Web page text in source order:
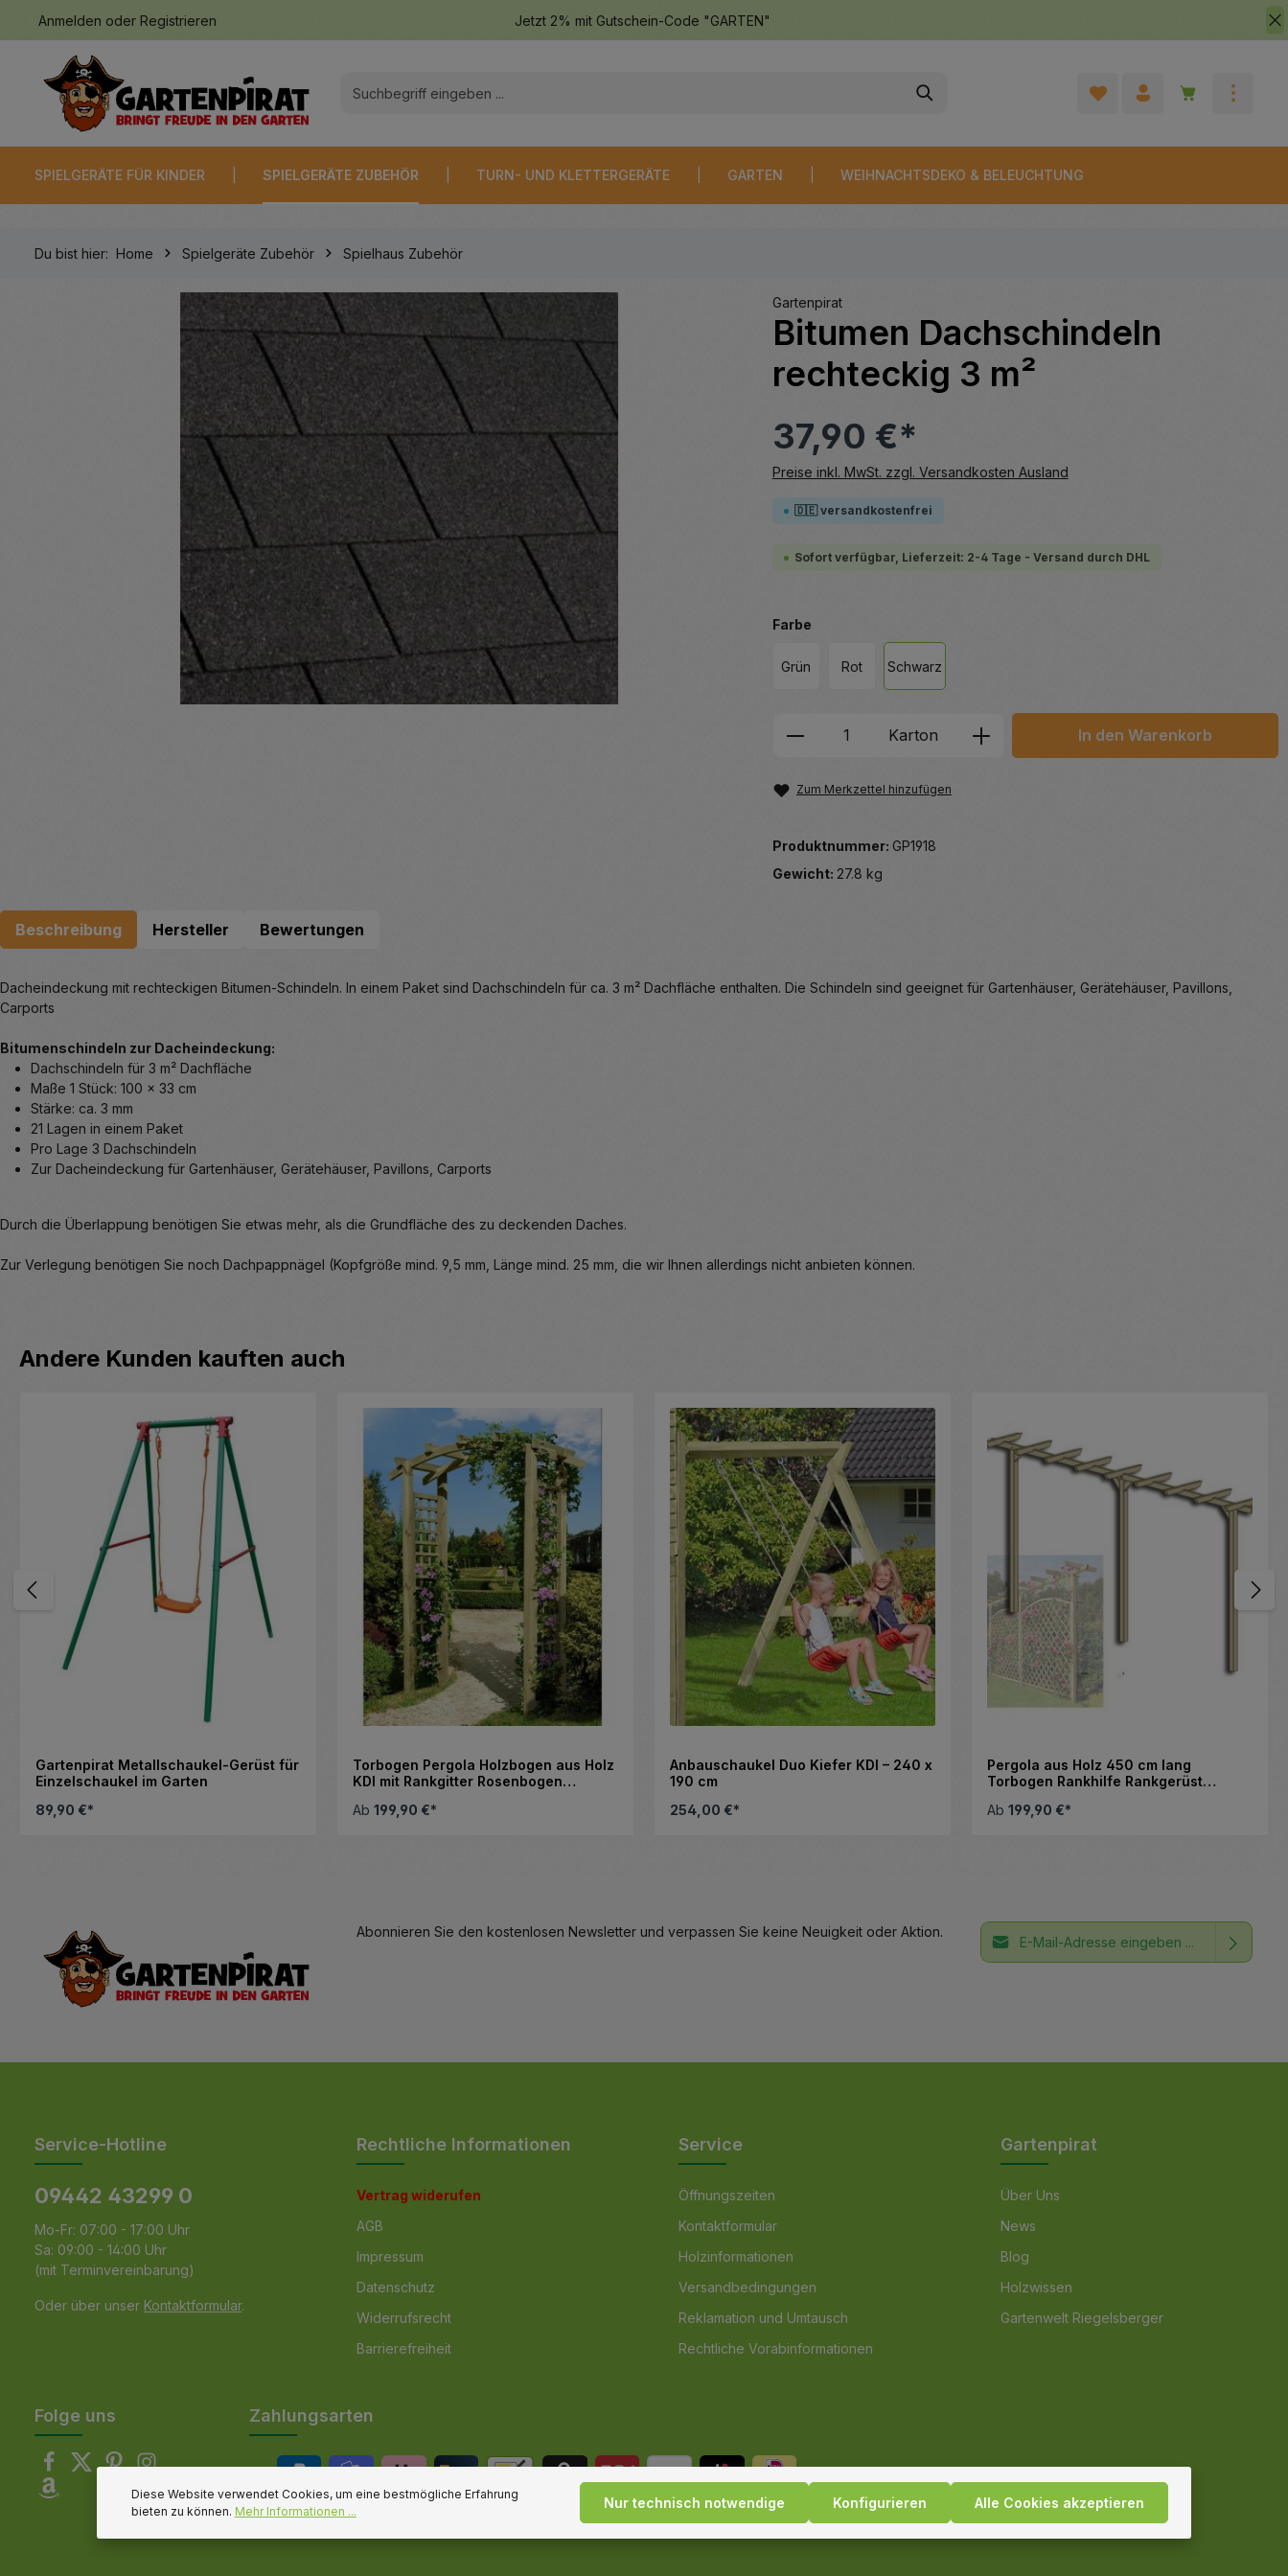
Zur Hauptnavigation springen
Anmelden oder Registrieren Jetzt 2% mit Gutschein-Code "GARTEN"
Warenkorb
SPIELGERÄTE FÜR KINDER SPIELGERÄTE ZUBEHÖR TURN- UND KLETTERGERÄTE GARTEN WEIHNACHTSDEKO & BELEUCHTUNG
Du bist hier: Home Spielgeräte Zubehör Spielhaus Zubehör
Gartenpirat
Bitumen Dachschindeln
rechteckig 3 m²
37,90 €*
Preise inkl. MwSt. zzgl. Versandkosten Ausland
🇩🇪 versandkostenfrei
Sofort verfügbar, Lieferzeit: 2-4 Tage - Versand durch DHL
Farbeauswählen
Grün Rot Schwarz
Produkt Anzahl: Gib den gewünschten Wert
Karton In den Warenkorb
Zum Merkzettel hinzufügen
Produktnummer: GP1918
Gewicht: 27.8 kg
Beschreibung Hersteller Bewertungen
Dacheindeckung mit rechteckigen Bitumen-Schindeln. In einem Paket sind Dachschindeln für ca. 3 m² Dachfläche enthalten. Die Schindeln sind geeignet für Gartenhäuser, Gerätehäuser, Pavillons,
Carports
Bitumenschindeln zur Dacheindeckung:
Dachschindeln für 3 m² Dachfläche
Maße 1 Stück: 100 x 33 cm
Stärke: ca. 3 mm
21 Lagen in einem Paket
Pro Lage 3 Dachschindeln
Zur Dacheindeckung für Gartenhäuser, Gerätehäuser, Pavillons, Carports
Durch die Überlappung benötigen Sie etwas mehr, als die Grundfläche des zu deckenden Daches.
Zur Verlegung benötigen Sie noch Dachpappnägel (Kopfgröße mind. 9,5 mm, Länge mind. 25 mm, die wir Ihnen allerdings nicht anbieten können.
Produktgalerie überspringen
Andere Kunden kauften auch
Gartenpirat Metallschaukel-Gerüst für
Einzelschaukel im Garten
89,90 €*
Torbogen Pergola Holzbogen aus Holz
KDI mit Rankgitter Rosenbogen
Ab 199,90 €*
Anbauschaukel Duo Kiefer KDI – 240 x
190 cm
254,00 €*
Pergola aus Holz 450 cm lang
Torbogen Rankhilfe Rankgerüst
Ab 199,90 €*
Abonnieren Sie den kostenlosen Newsletter und verpassen Sie keine Neuigkeit oder Aktion. E-Mail-Adresse*
Service-Hotline
09442 43299 0
Mo-Fr: 07:00 - 17:00 Uhr
Sa: 09:00 - 14:00 Uhr
(mit Terminvereinbarung)
Oder über unser Kontaktformular.
Rechtliche Informationen
Vertrag widerufen
AGB
Impressum
Datenschutz
Widerrufsrecht
Barrierefreiheit
Service
Öffnungszeiten
Kontaktformular
Holzinformationen
Versandbedingungen
Reklamation und Umtausch
Rechtliche Vorabinformationen
Gartenpirat
Über Uns
News
Blog
Holzwissen
Gartenwelt Riegelsberger
Folge uns Zahlungsarten
Diese Website verwendet Cookies, um eine bestmögliche Erfahrung
bieten zu können. Mehr Informationen ... Nur technisch notwendige Konfigurieren Alle Cookies akzeptieren